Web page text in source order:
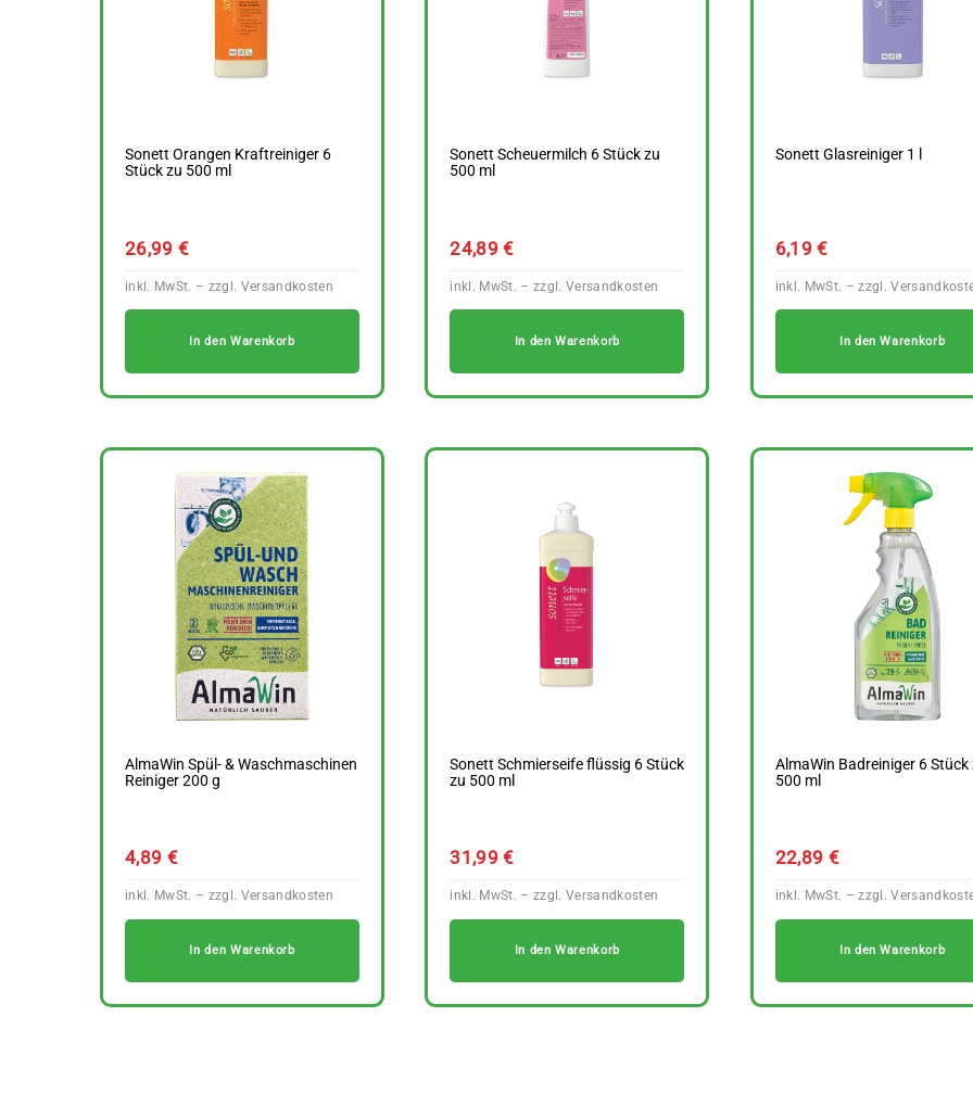
Sonett Orangen Kraftreiniger 6
Stück zu 500 ml
26,99€
In den Warenkorb
Sonett Scheuermilch 6 Stück zu
500 ml
24,89€
In den Warenkorb
Sonett Glasreiniger 1 l
6,19€
In den Warenkorb
AlmaWin Spül- & Waschmaschinen
Reiniger 200 g
4,89 €
In den Warenkorb
Sonett Schmierseife flüssig 6 Stück
zu 500 ml
31,99€
In den Warenkorb
AlmaWin Badreiniger 6 Stück
500 ml
22,89 €
In den Warenkorb